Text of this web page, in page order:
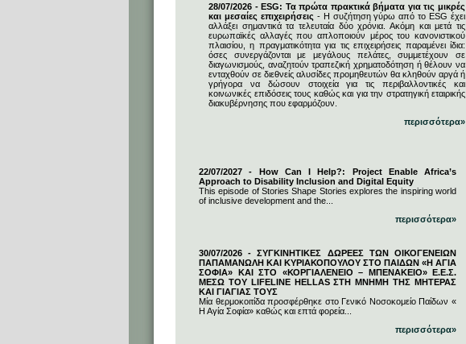
28/07/2026 - ESG: Τα πρώτα πρακτικά βήματα για τις μικρές
και μεσαίες επιχειρήσεις - Η συζήτηση γύρω από το ESG έχει
αλλάξει σημαντικά τα τελευταία δύο χρόνια. Ακόμη και μετά τις
ευρωπαϊκές αλλαγές που απλοποιούν μέρος του κανονιστικού
πλαισίου, η πραγματικότητα για τις επιχειρήσεις παραμένει ίδια:
όσες συνεργάζονται με μεγάλους πελάτες, συμμετέχουν σε
διαγωνισμούς, αναζητούν τραπεζική χρηματοδότηση ή θέλουν να
ενταχθούν σε διεθνείς αλυσίδες προμηθευτών θα κληθούν αργά ή
γρήγορα να δώσουν στοιχεία για τις περιβαλλοντικές και
κοινωνικές επιδόσεις τους καθώς και για την στρατηγική εταιρικής
διακυβέρνησης που εφαρμόζουν.
περισσότερα»
22/07/2027 - How Can I Help?: Project Enable Africa’s
Approach to Disability Inclusion and Digital Equity
This episode of Stories Shape Stories explores the inspiring world
of inclusive development and the...
περισσότερα»
30/07/2026 - ΣΥΓΚΙΝΗΤΙΚΕΣ ΔΩΡΕΕΣ ΤΩΝ ΟΙΚΟΓΕΝΕΙΩΝ
ΠΑΠΑΜΑΝΩΛΗ ΚΑΙ ΚΥΡΙΑΚΟΠΟΥΛΟΥ ΣΤΟ ΠΑΙΔΩΝ «Η ΑΓΙΑ
ΣΟΦΙΑ» ΚΑΙ ΣΤΟ «ΚΟΡΓΙΑΛΕΝΕΙΟ – ΜΠΕΝΑΚΕΙΟ» Ε.Ε.Σ.
ΜΕΣΩ ΤΟΥ LIFELINE HELLAS ΣΤΗ ΜΝΗΜΗ ΤΗΣ ΜΗΤΕΡΑΣ
ΚΑΙ ΓΙΑΓΙΑΣ ΤΟΥΣ
Μία θερμοκοιτίδα προσφέρθηκε στο Γενικό Νοσοκομείο Παίδων «
Η Αγία Σοφία» καθώς και επτά φορεία...
περισσότερα»